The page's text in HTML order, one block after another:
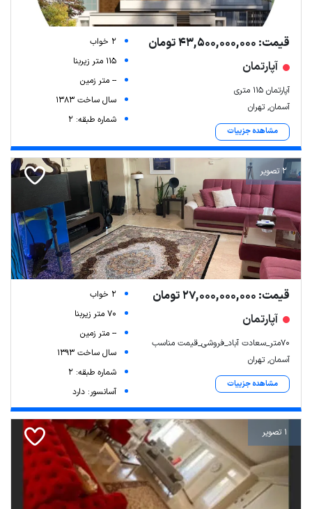
قیمت: 43,500,000,000 تومان
آپارتمان
آپارتمان ۱۱۵ متری
آسمان, تهران
مشاهده جزییات
2 خواب
115 متر زیربنا
-- متر زمین
سال ساخت 1383
شماره طبقه: 2
2 تصویر
قیمت: 27,000,000,000 تومان
آپارتمان
70متر_سعادت آباد_فروشی_قیمت مناسب
آسمان, تهران
مشاهده جزییات
2 خواب
70 متر زیربنا
-- متر زمین
سال ساخت 1393
شماره طبقه: 2
آسانسور: دارد
1 تصویر